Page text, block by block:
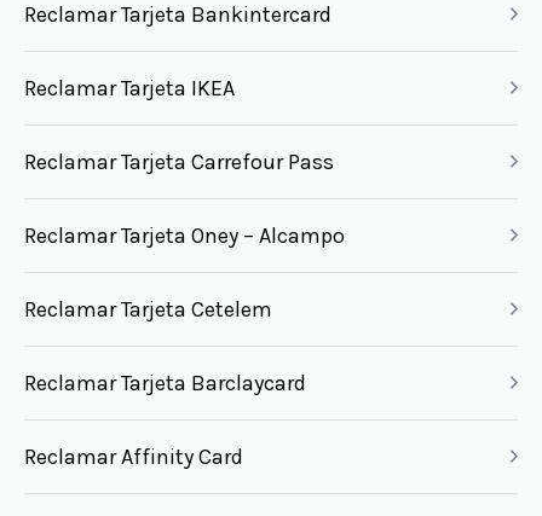
Reclamar Tarjeta Bankintercard
Reclamar Tarjeta IKEA
Reclamar Tarjeta Carrefour Pass
Reclamar Tarjeta Oney – Alcampo
Reclamar Tarjeta Cetelem
Reclamar Tarjeta Barclaycard
Reclamar Affinity Card